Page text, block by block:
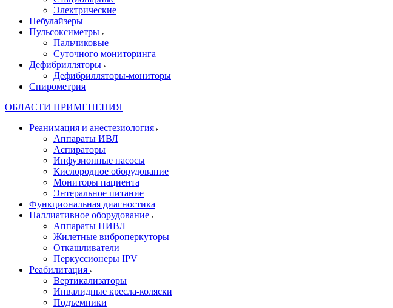
Электрические
Небулайзеры
Пульсоксиметры
Пальчиковые
Суточного мониторинга
Дефибрилляторы
Дефибрилляторы-мониторы
Спирометрия
ОБЛАСТИ ПРИМЕНЕНИЯ
Реанимация и анестезиология
Аппараты ИВЛ
Аспираторы
Инфузионные насосы
Кислородное оборудование
Мониторы пациента
Энтеральное питание
Функциональная диагностика
Паллиативное оборудование
Аппараты НИВЛ
Жилетные виброперкуторы
Откашливатели
Перкуссионеры IPV
Реабилитация
Вертикализаторы
Инвалидные кресла-коляски
Подъемники